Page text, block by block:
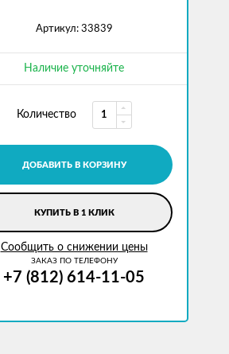
Артикул: 33839
Наличие уточняйте
Количество
ДОБАВИТЬ В КОРЗИНУ
КУПИТЬ В 1 КЛИК
Сообщить о снижении цены
ЗАКАЗ ПО ТЕЛЕФОНУ
+7 (812) 614-11-05